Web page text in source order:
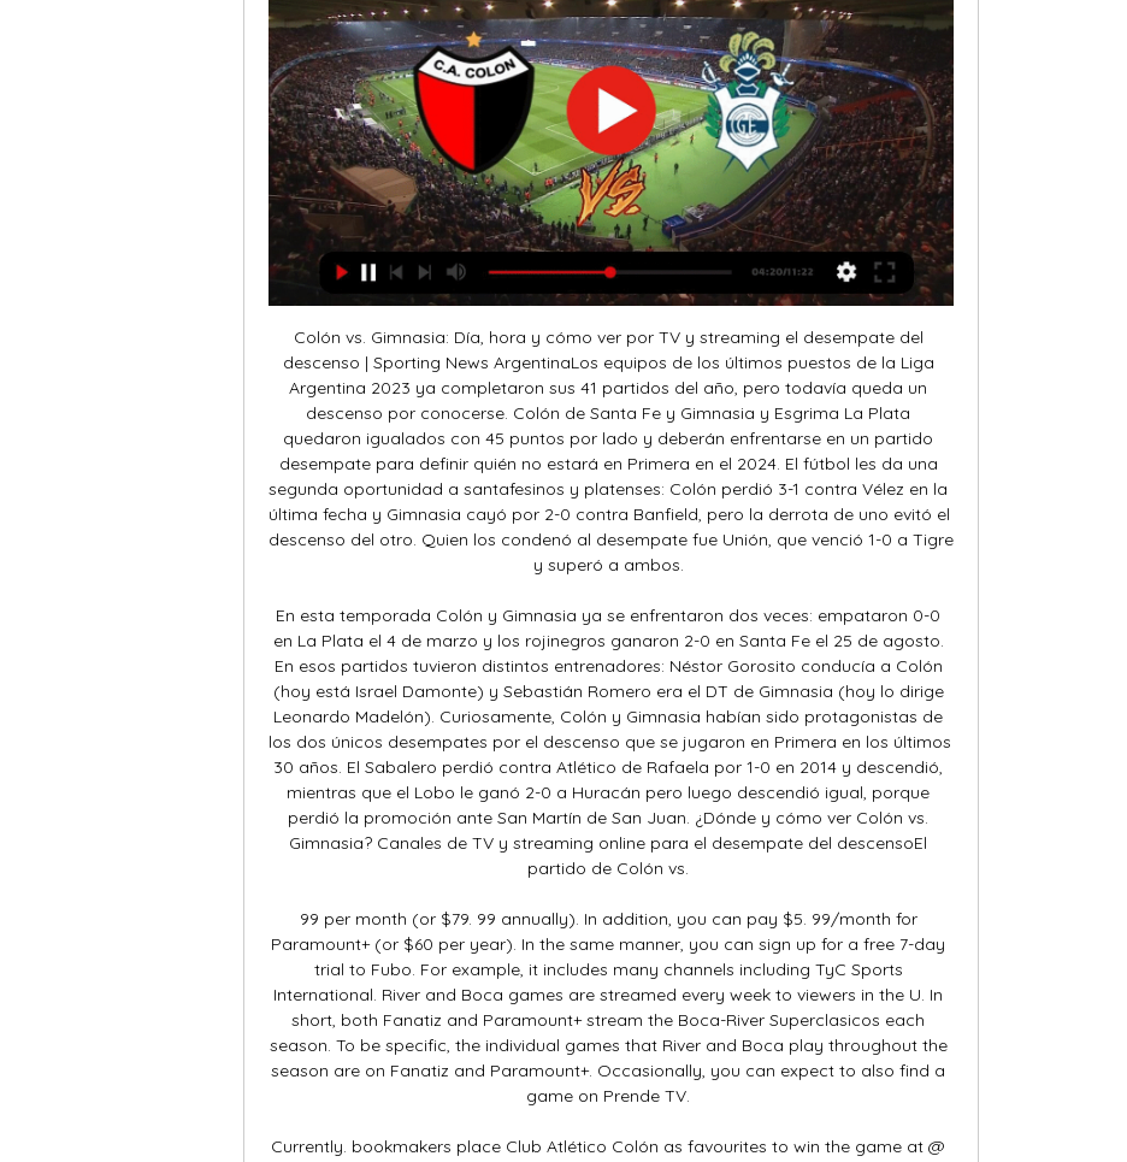
Colón vs. Gimnasia: Día, hora y cómo ver por TV y streaming el desempate del
descenso | Sporting News ArgentinaLos equipos de los últimos puestos de la Liga
Argentina 2023 ya completaron sus 41 partidos del año, pero todavía queda un
descenso por conocerse. Colón de Santa Fe y Gimnasia y Esgrima La Plata
quedaron igualados con 45 puntos por lado y deberán enfrentarse en un partido
desempate para definir quién no estará en Primera en el 2024. El fútbol les da una
segunda oportunidad a santafesinos y platenses: Colón perdió 3-1 contra Vélez en la
última fecha y Gimnasia cayó por 2-0 contra Banfield, pero la derrota de uno evitó el
descenso del otro. Quien los condenó al desempate fue Unión, que venció 1-0 a Tigre
y superó a ambos.
En esta temporada Colón y Gimnasia ya se enfrentaron dos veces: empataron 0-0
en La Plata el 4 de marzo y los rojinegros ganaron 2-0 en Santa Fe el 25 de agosto.
En esos partidos tuvieron distintos entrenadores: Néstor Gorosito conducía a Colón
(hoy está Israel Damonte) y Sebastián Romero era el DT de Gimnasia (hoy lo dirige
Leonardo Madelón). Curiosamente, Colón y Gimnasia habían sido protagonistas de
los dos únicos desempates por el descenso que se jugaron en Primera en los últimos
30 años. El Sabalero perdió contra Atlético de Rafaela por 1-0 en 2014 y descendió,
mientras que el Lobo le ganó 2-0 a Huracán pero luego descendió igual, porque
perdió la promoción ante San Martín de San Juan. ¿Dónde y cómo ver Colón vs.
Gimnasia? Canales de TV y streaming online para el desempate del descensoEl
partido de Colón vs.
99 per month (or $79. 99 annually). In addition, you can pay $5. 99/month for
Paramount+ (or $60 per year). In the same manner, you can sign up for a free 7-day
trial to Fubo. For example, it includes many channels including TyC Sports
International. River and Boca games are streamed every week to viewers in the U. In
short, both Fanatiz and Paramount+ stream the Boca-River Superclasicos each
season. To be specific, the individual games that River and Boca play throughout the
season are on Fanatiz and Paramount+. Occasionally, you can expect to also find a
game on Prende TV.
Currently. bookmakers place Club Atlético Colón as favourites to win the game at @